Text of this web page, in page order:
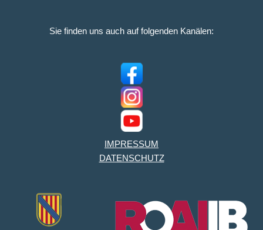
Sie finden uns auch auf folgenden Kanälen:
IMPRESSUM
DATENSCHUTZ